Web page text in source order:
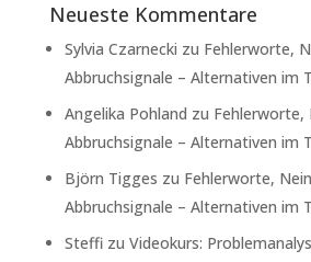
Neueste Kommentare
Sylvia Czarnecki zu Fehlerworte,
Abbruchsignale – Alternativen im
Angelika Pohland zu Fehlerworte,
Abbruchsignale – Alternativen im
Björn Tigges zu Fehlerworte,
Abbruchsignale – Alternativen im
Steffizu Videokurs: